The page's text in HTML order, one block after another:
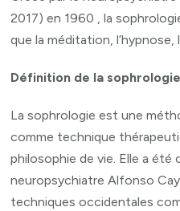
2017) en 1960 , la
que la méditation, l’hypnose,
Définition de la sophrologie
La sophrologie est une
comme technique
philosophie de vie. Elle a été
neuropsychiatre Alfonso
techniques occidentales